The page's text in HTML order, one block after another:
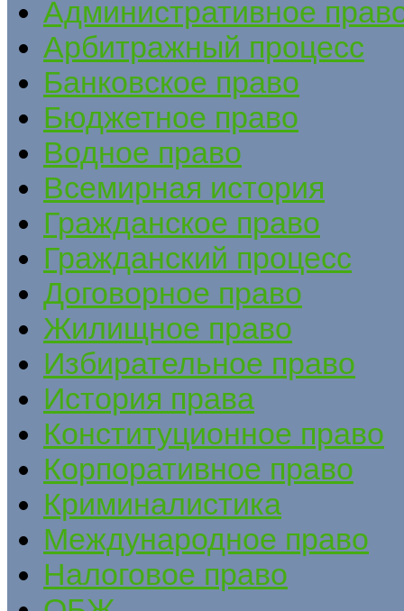
Административное
Арбитражный процесс
Банковское право
Бюджетное право
Водное право
Всемирная история
Гражданское право
Гражданский процесс
Договорное право
Жилищное право
Избирательное право
История права
Конституционное право
Корпоративное право
Криминалистика
Международное право
Налоговое право